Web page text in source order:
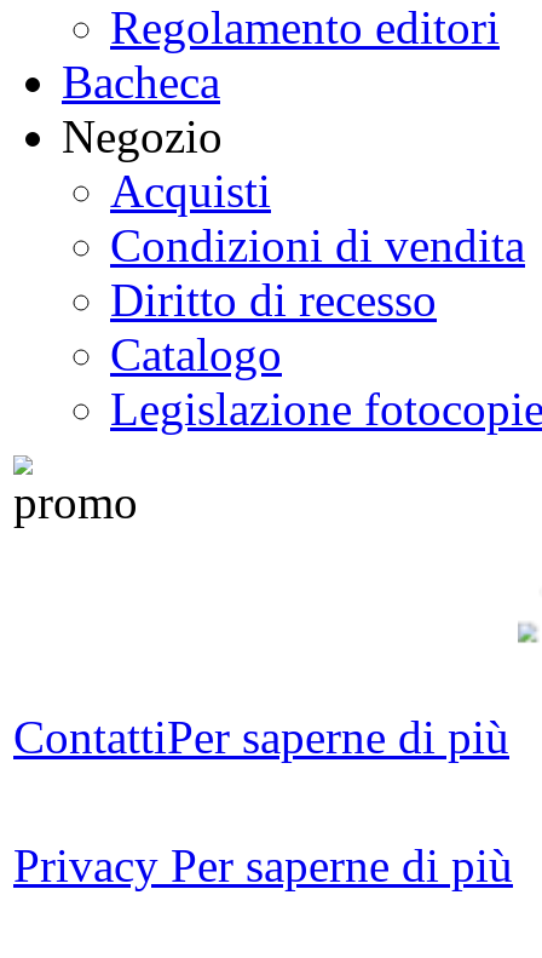
Regolamento editori
Bacheca
Negozio
Acquisti
Condizioni di vendita
Diritto di recesso
Catalogo
Legislazione
ContattiPer saperne di più
Privacy Per saperne di più